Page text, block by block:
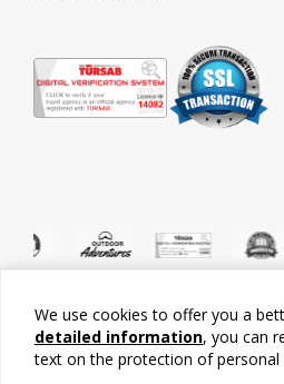
We use cookies to offer you a
detailed information, you can
text on the protection of personal
©2026 Tour-